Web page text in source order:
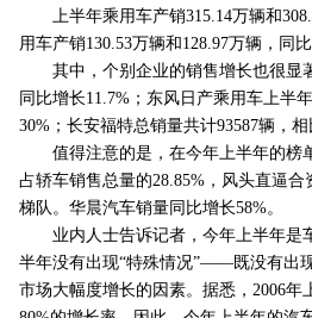
上半年乘用车产销315.14万辆和
用车产销130.53万辆和128.97万辆，同比
其中，个别企业的销售增长也很显著
同比增长11.7%；东风日产乘用车上半
30%；长安福特总销量共计93587辆，相
值得注意的是，在今年上半年的榜单
占轿车销售总量的28.85%，风头直逼
梯队。华晨汽车销量同比增长58%。
业内人士告诉记者，今年上半年是
半年没有出现“特殊情况”——既没有出
市场大幅度增长的因素。据悉，2006